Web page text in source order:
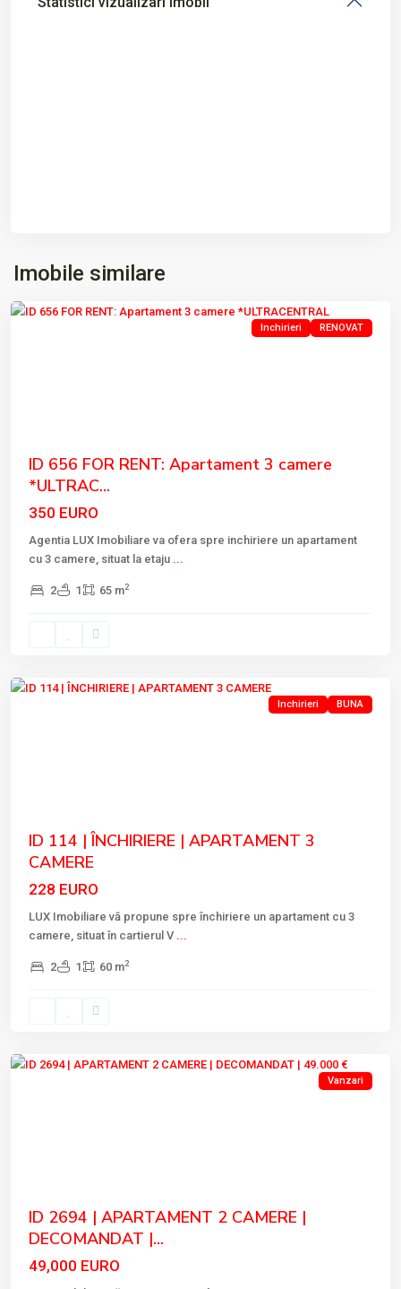
Imobile similare
ULTRACENTRAL
Tulcea
Inchirieri RENOVAT
ID 656 FOR RENT: Apartament 3 camere
*ULTRAC...
350 EURO
Agentia LUX Imobiliare va ofera spre inchiriere un apartament
cu 3 camere, situat la etaju ...
2 1 65 m2
Inchirieri BUNA
ID 114 | ÎNCHIRIERE | APARTAMENT 3
CAMERE
228 EURO
LUX Imobiliare vă propune spre închiriere un apartament cu 3
camere, situat în cartierul V ...
2 1 60 m2
Vanzari
ID 2694 | APARTAMENT 2 CAMERE |
DECOMANDAT |...
49,000 EURO